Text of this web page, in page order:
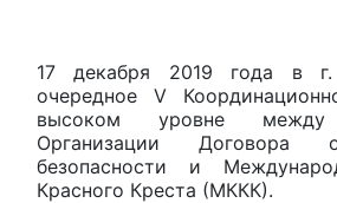
17 декабря 2019 года в
очередное V
высоком уровне между
Организации Договора
безопасности и
Красного Креста (МККК).